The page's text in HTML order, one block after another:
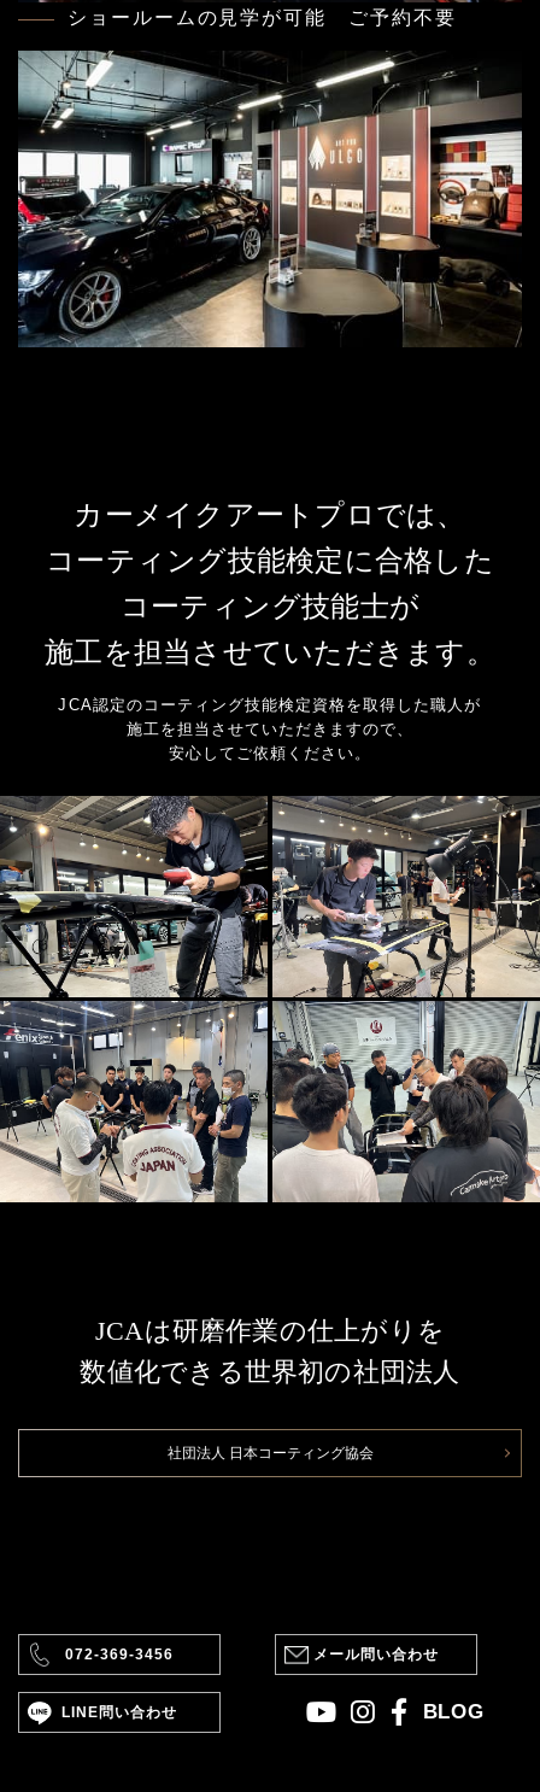
ショールームの見学が可能 ご予約不要
カーメイクアートプロでは、
コーティング技能検定に合格した
コーティング技能士が
施工を担当させていただきます。
JCA認定のコーティング技能検定資格を取得した職人が
施工を担当させていただきますので、
安心してご依頼ください。
JCAは研磨作業の仕上がりを
数値化できる世界初の社団法人
社団法人 日本コーティング協会
072-369-3456 メール問い合わせ
LINE問い合わせ BLOG